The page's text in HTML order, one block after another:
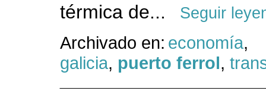
térmica de...
Seguir
Archivado en: economía,
galicia, puerto ferrol,